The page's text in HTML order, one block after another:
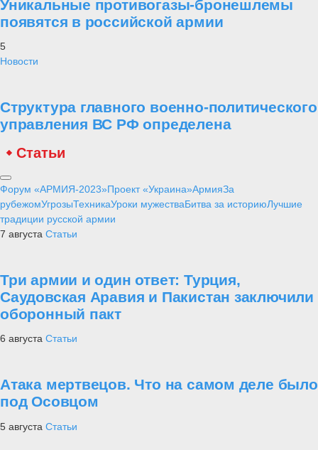
Уникальные противогазы-бронешлемы
появятся в российской армии
5
Новости
Структура главного военно-политического
управления ВС РФ определена
Статьи
Форум «АРМИЯ-2023»Проект «Украина»АрмияЗа
рубежомУгрозыТехникаУроки мужестваБитва за историюЛучшие
традиции русской армии
7 августа Статьи
Три армии и один ответ: Турция,
Саудовская Аравия и Пакистан заключили
оборонный пакт
6 августа Статьи
Атака мертвецов. Что на самом деле было
под Осовцом
5 августа Статьи